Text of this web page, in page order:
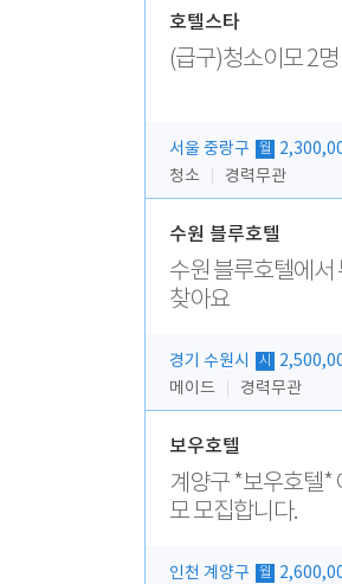
호텔스타
(급구)청소이모 2
서울 중랑구 월
청소
경력무관
수원 블루호텔
수원 블루호텔에서
찾아요
경기 수원시 시
메이드
경력무관
보우호텔
계양구 *보우호텔*
모 모집합니다.
인천 계양구 월